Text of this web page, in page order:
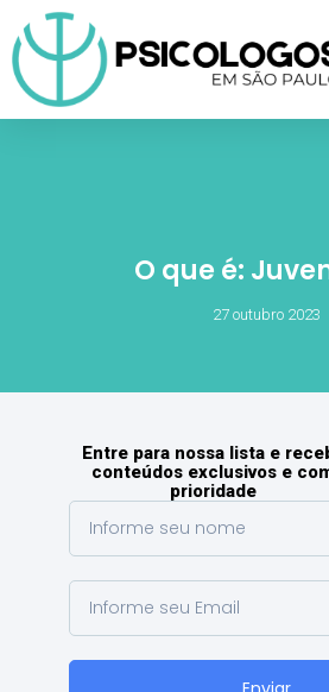
O que é:
27 outubro 2023
Entre para nossa lista e
conteúdos exclusivos e
prioridade